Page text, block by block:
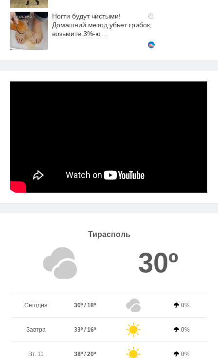
i
Ногти будут чистыми!
Домашний метод убьет грибок,
возьмите 3%-ю…
Тирасполь
30º
Сегодня 30º / 18º 0%
Завтра 33º / 16º 0%
Вт. 11 38º / 20º 0%